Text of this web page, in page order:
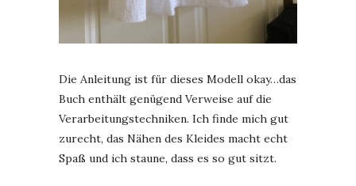
Die Anleitung ist für dieses Modell okay…das
Buch enthält genügend Verweise auf die
Verarbeitungstechniken. Ich finde mich gut
zurecht, das Nähen des Kleides macht echt
Spaß und ich staune, dass es so gut sitzt.